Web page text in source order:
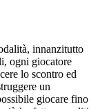
innanzitutto
ogni giocatore
lo scontro ed
un
giocare fino